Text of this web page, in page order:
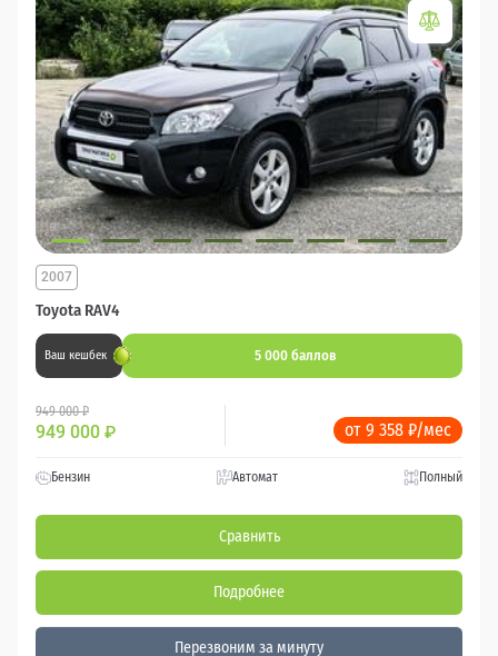
Toyota RAV4
2007
Ваш кешбек 5 000 баллов
949 000 ₽
949 000 ₽ от 9 358 ₽/мес
Бензин Автомат Полный
Сравнить
Подробнее
Перезвоним за минуту